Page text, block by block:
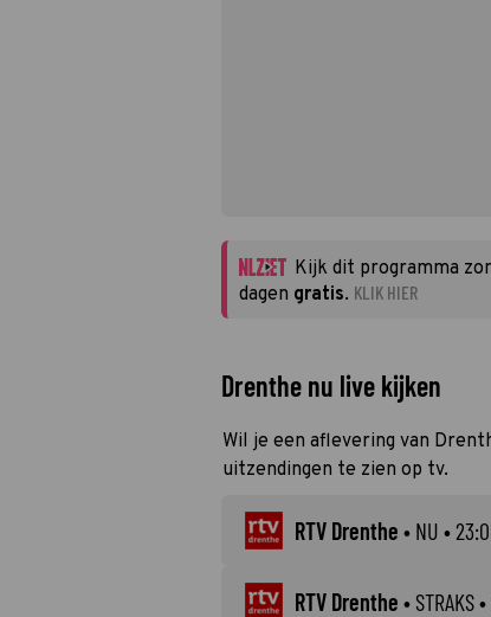
Kijk dit programma
dagen gratis. KLIK HIER
Drenthe nu live kijken
Wil je een aflevering van
uitzendingen te zien op tv.
RTV Drenthe • NU •
RTV Drenthe • STRAKS